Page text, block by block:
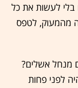
לעשות את כל
מהמעוק, לטפס
מנחל אשלים?
לפני פחות